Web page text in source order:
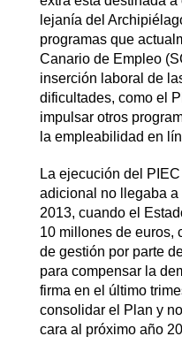
lejanía del
programas que
Canario de Empleo
inserción laboral de
dificultades, como el
impulsar otros
la empleabilidad en
La ejecución del
adicional no llegaba
2013, cuando el
10 millones de euros,
de gestión por parte
para compensar la
firma en el último
consolidar el Plan y
cara al próximo año